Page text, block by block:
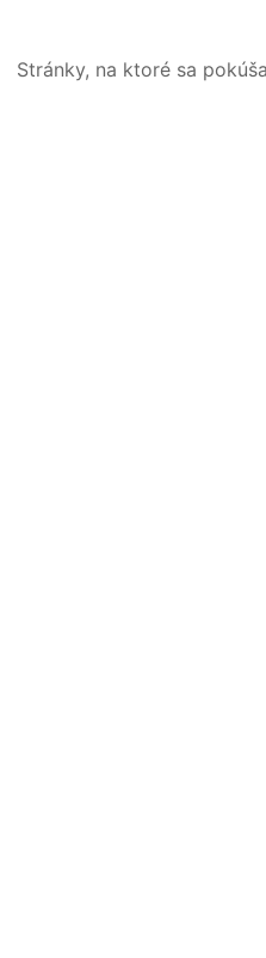
Stránky, na ktoré sa